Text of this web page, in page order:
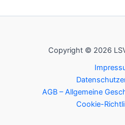
Copyright © 2026
AGB – Allgemeine
Cookie-